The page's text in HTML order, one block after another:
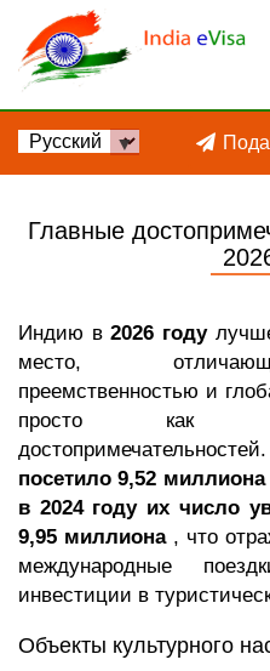
Главные
Индию в2026 годулучше
место,
преемственностью и
просто как
посетило 9,52
в 2024 году их число
9,95 миллиона, что
международные
инвестиции в
Объекты культурного